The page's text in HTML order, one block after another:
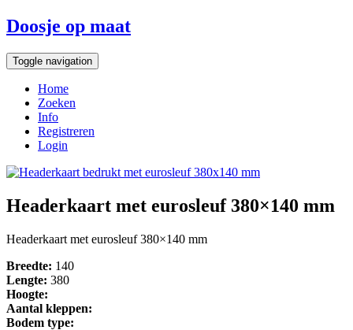
Doosje op maat
Toggle navigation
Home
Zoeken
Info
Registreren
Login
Headerkaart met eurosleuf 380×140 mm
Headerkaart met eurosleuf 380×140 mm
Breedte: 140
Lengte: 380
Hoogte:
Aantal kleppen:
Bodem type: